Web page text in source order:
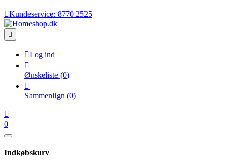
Kundeservice: 8770 2525

Log ind

Ønskeliste (0)

Sammenlign (0)

0
Indkøbskurv